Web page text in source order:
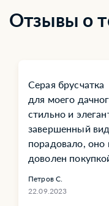
Отзывы о
Серая
для моего
стильно и
завершенный
порадовало, оно
доволен
Петров С.
22.09.2023